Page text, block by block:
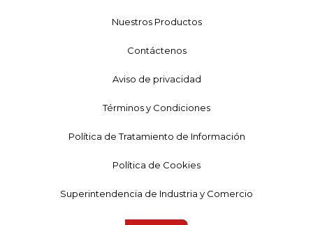
Nuestros Productos
Contáctenos
Aviso de privacidad
Términos y Condiciones
Política de Tratamiento de Información
Política de Cookies
Superintendencia de Industria y Comercio